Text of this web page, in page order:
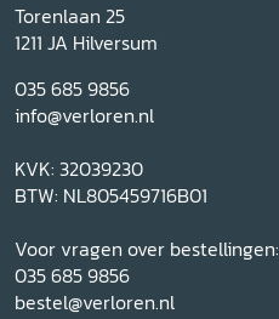
Torenlaan 25
1211 JA Hilversum
035 685 9856
info@verloren.nl
KVK: 32039230
BTW: NL805459716B01
Voor vragen over bestellingen:
035 685 9856
bestel@verloren.nl